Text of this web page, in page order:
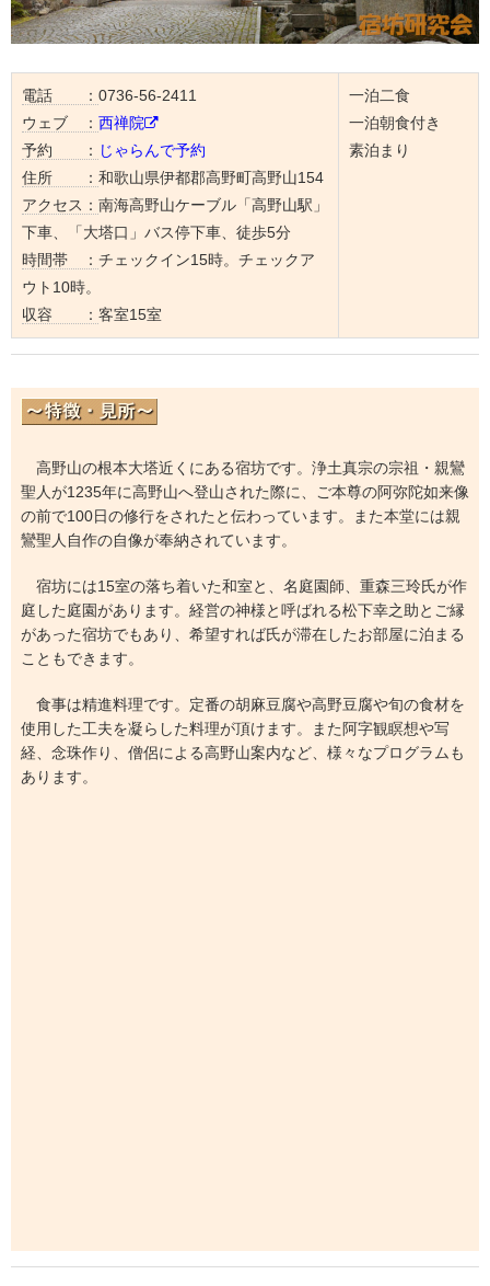
電話 ： 0736-56-2411
ウェブ ： 西禅院
予約 ： じゃらんで予約
住所 ： 和歌山県伊都郡高野町高野山154
アクセス： 南海高野山ケーブル「高野山駅」
下車、「大塔口」バス停下車、徒歩5分
時間帯 ： チェックイン15時。チェックア
ウト10時。
収容 ： 客室15室
一泊二食
一泊朝食付き
素泊まり
高野山の根本大塔近くにある宿坊です。浄土真宗の宗祖・親鸞
聖人が1235年に高野山へ登山された際に、ご本尊の阿弥陀如来像
の前で100日の修行をされたと伝わっています。また本堂には親
鸞聖人自作の自像が奉納されています。
宿坊には15室の落ち着いた和室と、名庭園師、重森三玲氏が作
庭した庭園があります。経営の神様と呼ばれる松下幸之助とご縁
があった宿坊でもあり、希望すれば氏が滞在したお部屋に泊まる
こともできます。
食事は精進料理です。定番の胡麻豆腐や高野豆腐や旬の食材を
使用した工夫を凝らした料理が頂けます。また阿字観瞑想や写
経、念珠作り、僧侶による高野山案内など、様々なプログラムも
あります。